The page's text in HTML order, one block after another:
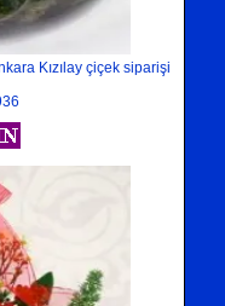
Kızılay çiçek siparişi